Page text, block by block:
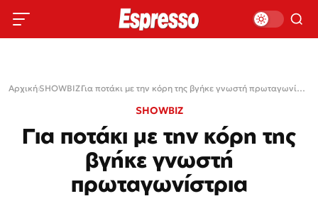
Αρχική›SHOWBIZ› Για ποτάκι με την κόρη της βγήκε γνωστή πρωταγωνίστρια
SHOWBIZ
Για ποτάκι με την κόρη της
βγήκε γνωστή
πρωταγωνίστρια